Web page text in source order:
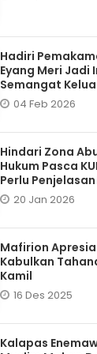
Hadiri
Eyang Meri Jadi
Semangat
04 Feb 2026
Hindari Zona
Hukum Pasca
Perlu
20 Jan 2026
Mafirion
Kabulkan
Kamil
16 Des 2025
Kalapas